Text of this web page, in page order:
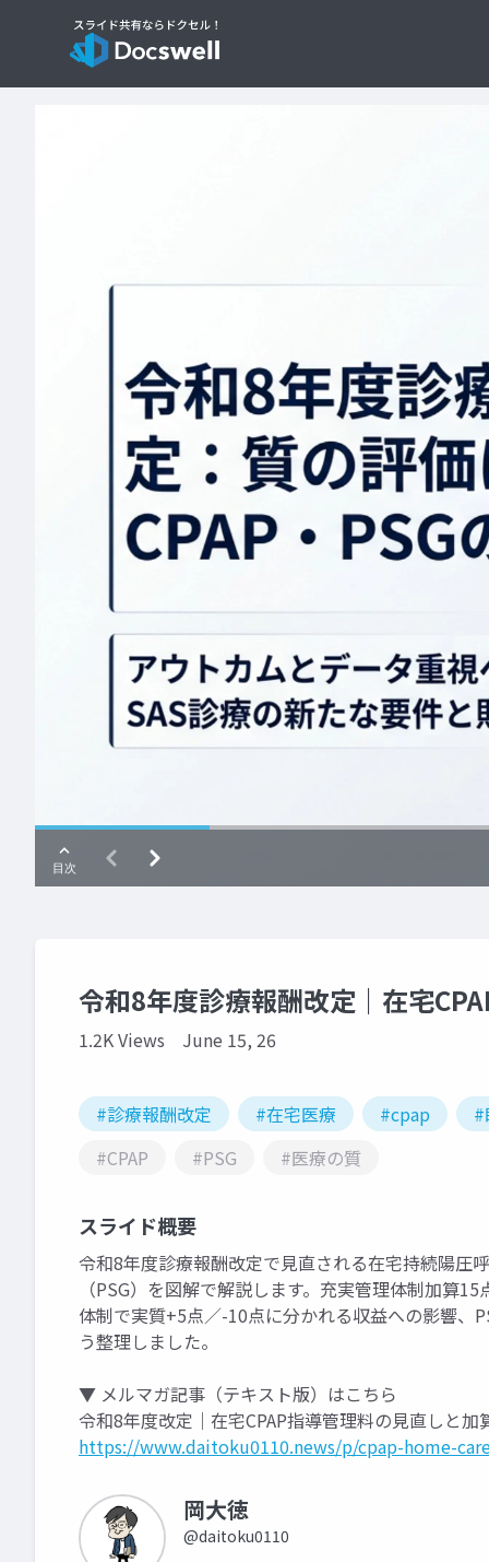
令和8年度診療報酬改定｜在宅
1.2K Views June 15, 26
#診療報酬改定 #在宅医療 #cpap
#
#CPAP
#PSG #医療の質
スライド概要
令和8年度診療報酬改定で見直される在宅持続陽圧
（PSG）を図解で解説します。充実管理体制加算
体制で実質+5点／-10点に分かれる収益への影響、
う整理しました。
▼ メルマガ記事（テキスト版）はこちら
令和8年度改定｜在宅CPAP指導管理料の見直しと加
https://www.daitoku0110.news/p/cpap-home-
岡大徳
@daitoku0110